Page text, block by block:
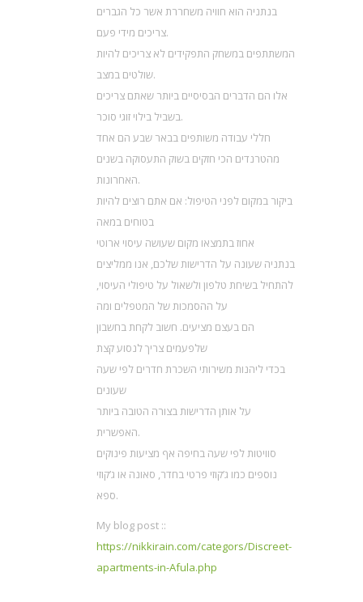
בנתניה הוא חוויה משחררת אשר כל הגברים
צריכים מידי פעם.
המשתתפים במשחק התפקידים לא צריכים להיות
שולטים במצב.
אלו הם הדברים הבסיסיים ביותר שאתם צריכים
בשביל בילוי זוגי סוכר.
חללי עבודה משותפים בבאר שבע הם אחד
מהטרנדים הכי חזקים בשוק התעסוקה בשנים
האחרונות.
ביקור במקום לפני הטיפול: אם אתם רוצים להיות
בטוחים במאה
אחוז בתמצאו מקום שעושה עיסוי ארוטי
בנתניה שעונה על הדרישות שלכם, אנו ממליצים
להתחיל בשיחת טלפון ולשאול על טיפולי העיסוי,
על ההסמכות של המטפלים ומה
הם בעצם מציעים. חשוב לקחת בחשבון
שלפעמים צריך לנסוע קצת
בכדי ליהנות משירותי השכרת חדרים לפי שעה
שעונים
על אותן הדרישות בצורה הטובה ביותר
האפשרית.
סוויטות לפי שעה בחיפה אף מציעות פינוקים
נוספים כמו ג’קוזי פרטי בחדר, סאונה או ג’קוזי
ספא.
My blog post ::
https://nikkirain.com/categors/Discreet-
apartments-in-Afula.php